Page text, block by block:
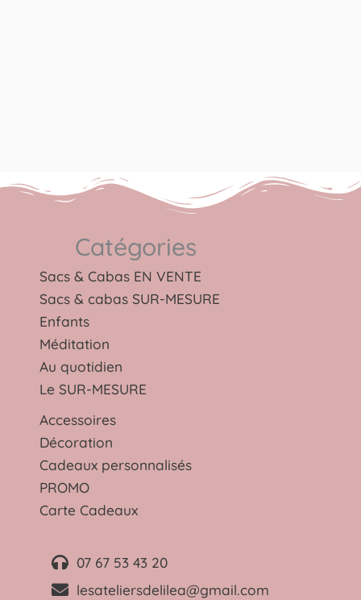
Catégories
Sacs & Cabas EN VENTE
Sacs & cabas SUR-MESURE
Enfants
Méditation
Au quotidien
Le SUR-MESURE
Accessoires
Décoration
Cadeaux personnalisés
PROMO
Carte Cadeaux
07 67 53 43 20
lesateliersdelilea@gmail.com